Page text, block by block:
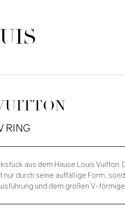
RING
aus dem Hause Louis Vuitton.
nur durch seine auffällige Form,
und dem großen V-